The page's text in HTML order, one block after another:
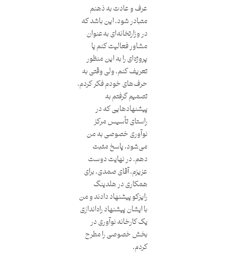
عرف و عادت به ذهنم
متبادر شود، این باشد که
در وزارتخانه‌ای به‌عنوان
مشاور فعالیت کنم یا
پروژه‌ای را به این منظور
تعریف کنم، ولی وقتی به
حرف‌های خودم فکر کردم،
تصمیم گرفتم به
پیشنهادهایی که در
راستای تأسیس مرکز
نوآوری خصوصی به من
می‌شود، پاسخ مثبت
دهم. در نهایت دوست
عزیزم، آقای صمدی، برای
همکاری در هلدینگ
رایزکو پیشنهاد دادند و من
با ایشان پیشنهاد راه‌اندازی
یک کارخانه نوآوری در
بخش خصوصی را مطرح
کردم.